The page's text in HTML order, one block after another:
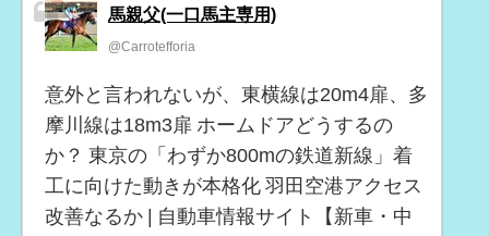
馬親父(一口馬主専用)
@Carrotefforia
意外と言われないが、東横線は20m4扉、多
摩川線は18m3扉 ホームドアどうするの
か？ 東京の「わずか800mの鉄道新線」着
工に向けた動きが本格化 羽田空港アクセス
改善なるか | 自動車情報サイト【新車・中